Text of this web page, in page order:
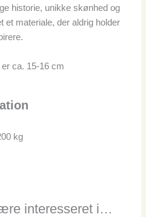
historie, unikke skønhed og
et materiale, der aldrig holder
ca. 15-16 cm
kg
interesseret i…